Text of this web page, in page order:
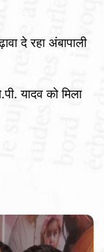
दे रहा अंबापाली
यादव को मिला